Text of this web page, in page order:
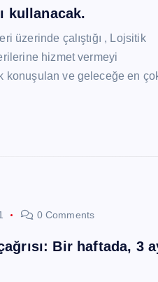
kullanacak.
üzerinde çalıştığı , Lojsitik
hizmet vermeyi
konuşulan ve geleceğe en
0 Comments
Bir haftada, 3